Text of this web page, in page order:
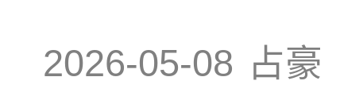
2026-05-08 占豪